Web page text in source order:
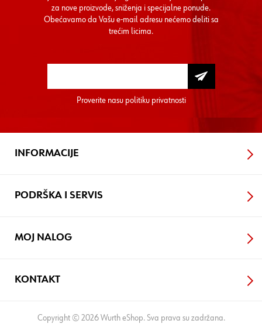
za nove proizvode, sniženja i specijalne ponude.
Obećavamo da Vašu e-mail adresu nećemo deliti sa
trećim licima.
Proverite nasu politiku privatnosti
INFORMACIJE
PODRŠKA I SERVIS
MOJ NALOG
KONTAKT
Copyright © 2026 Wurth eShop. Sva prava su zadržana.